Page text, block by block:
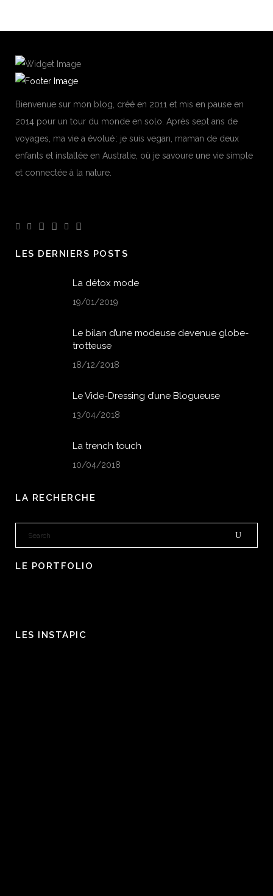
Bienvenue sur mon blog, créé en 2011 et mis en pause en
2014 pour un tour du monde en solo. Après sept ans de
voyages, ma vie a évolué : je suis vegan, maman de deux
enfants et installée en Australie, où je savoure une vie simple
et connectée à la nature.
LES DERNIERS POSTS
La détox mode
19/01/2019
Le bilan d’une modeuse devenue globe-
trotteuse
18/12/2018
Le Vide-Dressing d’une Blogueuse
13/04/2018
La trench touch
10/04/2018
LA RECHERCHE
LE PORTFOLIO
LES INSTAPIC